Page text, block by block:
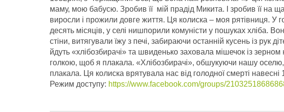
маму, мою бабусю. Зробив її мій прадід Микита. І зробив її на
виросли і прожили довге життя. Ця колиска – моя рятівниця. У
десять місяців, у селі нишпорили комуністи у пошуках хліба.
стіни, витягували їжу з печі, забираючи останній кусень із рук
йдуть «хлібозбирачі» та швиденько заховала мішечок із
голкою, щоб я плакала. «Хлібозбирачі», обшукуючи нашу
плакала. Ця колиска врятувала нас від голодної смерті
Режим доступу: https://www.facebook.com/groups/